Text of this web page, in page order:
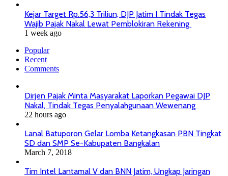
Kejar Target Rp.56,3 Triliun, DJP Jatim I Tindak Tegas
Wajib Pajak Nakal Lewat Pemblokiran Rekening
1 week ago
Popular
Recent
Comments
Dirjen Pajak Minta Masyarakat Laporkan Pegawai DJP
Nakal, Tindak Tegas Penyalahgunaan Wewenang
22 hours ago
Lanal Batuporon Gelar Lomba Ketangkasan PBN Tingkat
SD dan SMP Se-Kabupaten Bangkalan
March 7, 2018
Tim Intel Lantamal V dan BNN Jatim, Ungkap Jaringan